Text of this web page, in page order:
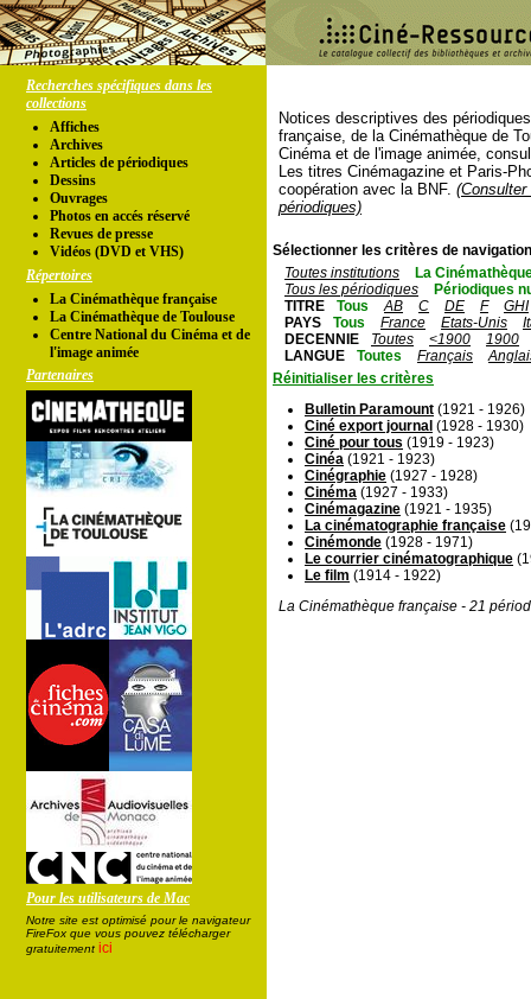
Recherches spécifiques dans les
collections
Affiches
Archives
Articles de périodiques
Dessins
Ouvrages
Photos en accés réservé
Revues de presse
Vidéos (DVD et VHS)
Répertoires
La Cinémathèque française
La Cinémathèque de Toulouse
Centre National du Cinéma et de
l'image animée
Partenaires
Pour les utilisateurs de Mac
Notre site est optimisé pour le navigateur
FireFox que vous pouvez télécharger
gratuitement ici
Notices descriptives des
française, de la Cinémathèque de
Cinéma et de l'image animée,
Les titres Cinémagazine et Paris-
coopération avec la BNF.
périodiques)
Sélectionner les critères de
Toutes institutions
La
Tous les périodiques
Périodiques
TITRE
Tous AB C DE F
GHI
PAYS
Tous France Etats-Unis
DECENNIE
Toutes <1900
1900
LANGUE
Toutes Français
Réinitialiser les critères
Bulletin Paramount (1921 - 1926)
Ciné export journal (1928 - 1930)
Ciné pour tous (1919 - 1923)
Cinéa (1921 - 1923)
Cinégraphie (1927 - 1928)
Cinéma (1927 - 1933)
Cinémagazine (1921 - 1935)
La cinématographie française
Cinémonde (1928 - 1971)
Le courrier cinématographique
Le film (1914 - 1922)
La Cinémathèque française - 21